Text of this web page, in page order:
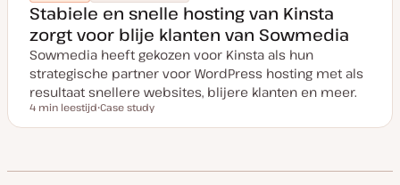
Stabiele en snelle hosting van Kinsta
zorgt voor blije klanten van Sowmedia
Sowmedia heeft gekozen voor Kinsta als hun
strategische partner voor WordPress hosting met als
resultaat snellere websites, blijere klanten en meer.
Leestijd
4 min leestijd
o
y
Case study